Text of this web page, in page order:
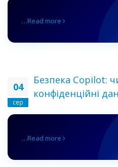
…Read more
04
сер
Безпека Copilot:
конфіденційні
…Read more